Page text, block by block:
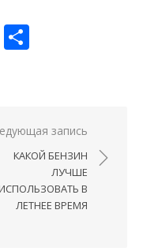
WhatsApp
запись
КАКОЙ БЕНЗИН
ЛУЧШЕ
ИСПОЛЬЗОВАТЬ В
ЛЕТНЕЕ ВРЕМЯ